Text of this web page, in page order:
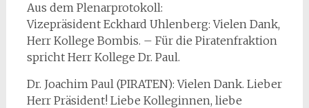
Aus dem Plenarprotokoll:
Vizepräsident Eckhard Uhlenberg: Vielen Dank,
Herr Kollege Bombis. – Für die Piratenfraktion
spricht Herr Kollege Dr. Paul.
Dr. Joachim Paul (PIRATEN): Vielen Dank. Lieber
Herr Präsident! Liebe Kolleginnen, liebe